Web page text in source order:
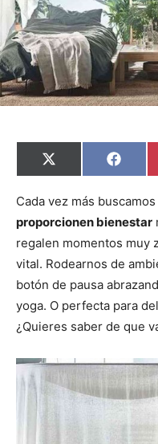
C
o
p
r
i
r
e
n
X
(
w
t
t
e
r
)
C
o
p
r
i
r
e
n
F
a
e
o
o
k
Cada vez más buscamos
proporcionen bienestar
regalen momentos muy
vital. Rodearnos de
botón de pausa
yoga. O perfecta para
¿Quieres saber de que